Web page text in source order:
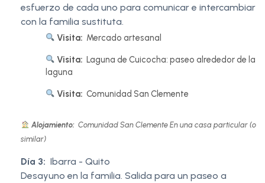
esfuerzo de cada uno para comunicar e intercambiar
con la familia sustituta.
Visita: Mercado artesanal
Visita: Laguna de Cuicocha: paseo alrededor de la
laguna
Visita: Comunidad San Clemente
Alojamiento: Comunidad San Clemente En una casa particular (o
similar)
Día 3: Ibarra - Quito
Desayuno en la familia. Salida para un paseo a